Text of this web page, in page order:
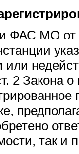
ФАС МО от
или
2 Закона
так и